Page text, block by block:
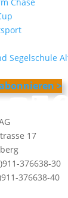
Segelschule
>
17
376638-30
376638-40